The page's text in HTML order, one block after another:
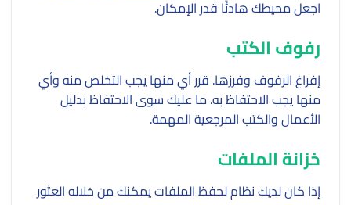
اجعل محيطك هادئًا قدر الإمكان.
رفوف الكتب
إفراغ الرفوف وفرزها. قرر أي منها يجب التخلص منه وأي
منها يجب الاحتفاظ به. ما عليك سوى الاحتفاظ بدليل
الأعمال والكتب المرجعية المهمة.
خزانة الملفات
إذا كان لديك نظام لحفظ الملفات يمكنك من خلاله العثور